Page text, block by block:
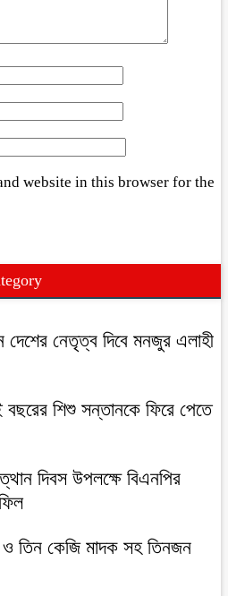
website in this browser for the
দেশের নেতৃত্ব দিবে মনজুর এলাহী
বছরের শিশু সন্তানকে ফিরে পেতে
দিবস উপলক্ষে বিএনপির
তিন কেজি মাদক সহ তিনজন